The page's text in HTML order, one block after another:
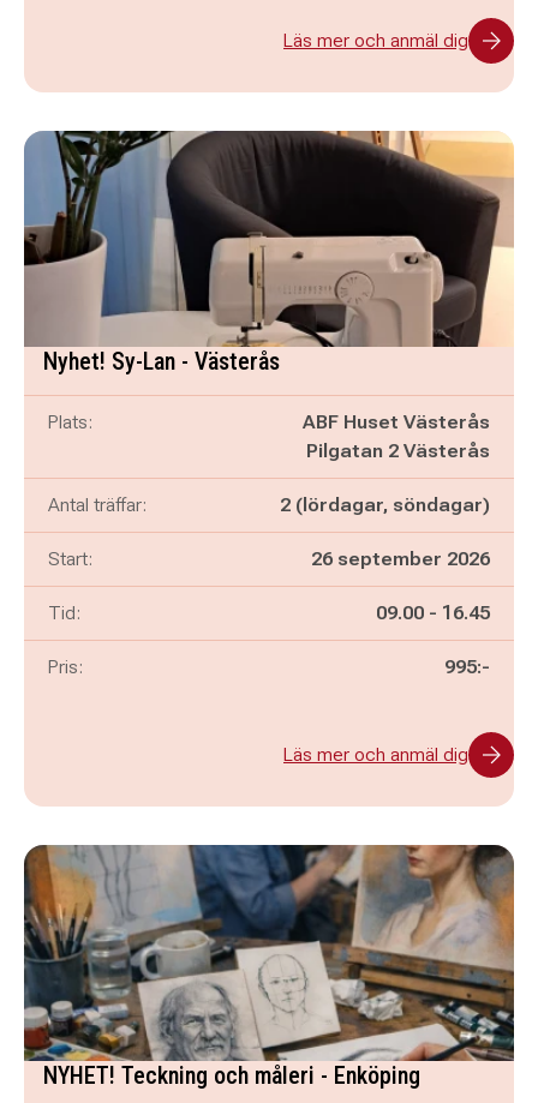
Läs mer och anmäl dig
Nyhet! Sy-Lan - Västerås
Plats:
ABF Huset Västerås
Pilgatan 2 Västerås
Antal träffar: 2 (lördagar, söndagar)
Start: 26 september 2026
Tid: Pågår mellan
09.00 - och
16.45
Pris: 995:-
Läs mer och anmäl dig
NYHET! Teckning och måleri - Enköping